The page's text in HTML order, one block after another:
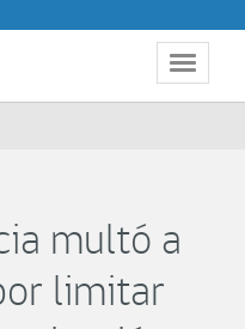
Toggle
multó a
limitar